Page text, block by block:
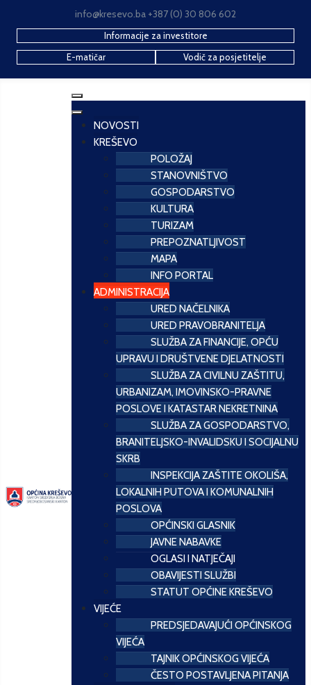
info@kresevo.ba +387 (0) 30 806 602
Informacije za investitore
E-matičar
Vodič za posjetitelje
NOVOSTI
KREŠEVO
POLOŽAJ
STANOVNIŠTVO
GOSPODARSTVO
KULTURA
TURIZAM
PREPOZNATLJIVOST
MAPA
INFO PORTAL
ADMINISTRACIJA
URED NAČELNIKA
URED PRAVOBRANITELJA
SLUŽBA ZA FINANCIJE, OPĆU
UPRAVU I DRUŠTVENE DJELATNOSTI
SLUŽBA ZA CIVILNU ZAŠTITU,
URBANIZAM, IMOVINSKO-PRAVNE
POSLOVE I KATASTAR NEKRETNINA
SLUŽBA ZA GOSPODARSTVO,
BRANITELJSKO-INVALIDSKU I SOCIJALNU
SKRB
INSPEKCIJA ZAŠTITE OKOLIŠA,
LOKALNIH PUTOVA I KOMUNALNIH
POSLOVA
OPĆINSKI GLASNIK
JAVNE NABAVKE
OGLASI I NATJEČAJI
OBAVIJESTI SLUŽBI
STATUT OPĆINE KREŠEVO
VIJEĆE
PREDSJEDAVAJUĆI OPĆINSKOG
VIJEĆA
TAJNIK OPĆINSKOG VIJEĆA
ČESTO POSTAVLJENA PITANJA